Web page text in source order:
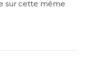
sur cette même